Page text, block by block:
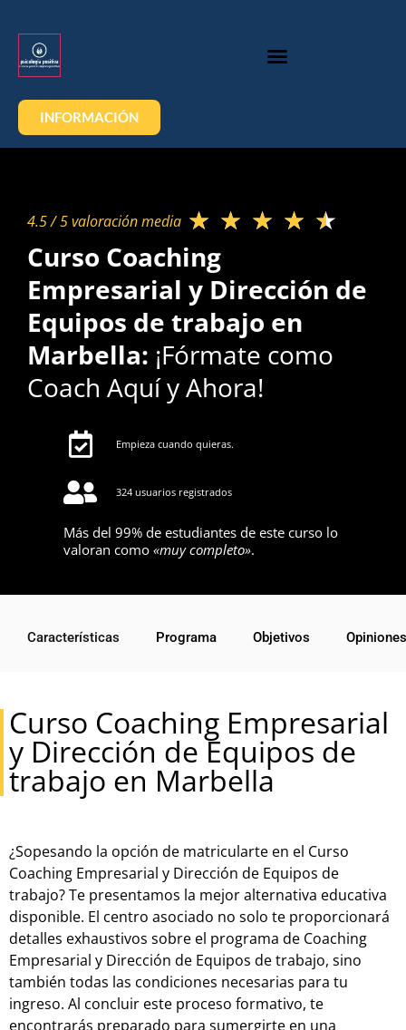
INFORMACIÓN
4.5 / 5 valoración media​ ★ ★ ★ ★ ★
Curso Coaching
Empresarial y Dirección de
Equipos de trabajo en
Marbella: ¡Fórmate como
Coach Aquí y Ahora!
Empieza cuando quieras.
324 usuarios registrados
Más del 99% de estudiantes de este curso lo
valoran como «muy completo».
Características Programa Objetivos Opiniones
Curso Coaching Empresarial
y Dirección de Equipos de
trabajo en Marbella
¿Sopesando la opción de matricularte en el Curso
Coaching Empresarial y Dirección de Equipos de
trabajo? Te presentamos la mejor alternativa educativa
disponible. El centro asociado no solo te proporcionará
detalles exhaustivos sobre el programa de Coaching
Empresarial y Dirección de Equipos de trabajo, sino
también todas las condiciones necesarias para tu
ingreso. Al concluir este proceso formativo, te
encontrarás preparado para sumergirte en una